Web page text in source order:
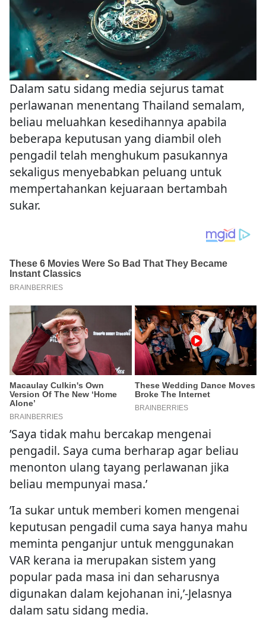
Dalam satu sidang media sejurus tamat
perlawanan menentang Thailand semalam,
beliau meluahkan kesedihannya apabila
beberapa keputusan yang diambil oleh
pengadil telah menghukum pasukannya
sekaligus menyebabkan peluang untuk
mempertahankan kejuaraan bertambah
sukar.
’Saya tidak mahu bercakap mengenai
pengadil. Saya cuma berharap agar beliau
menonton ulang tayang perlawanan jika
beliau mempunyai masa.’
’Ia sukar untuk memberi komen mengenai
keputusan pengadil cuma saya hanya mahu
meminta penganjur untuk menggunakan
VAR kerana ia merupakan sistem yang
popular pada masa ini dan seharusnya
digunakan dalam kejohanan ini,’-Jelasnya
dalam satu sidang media.